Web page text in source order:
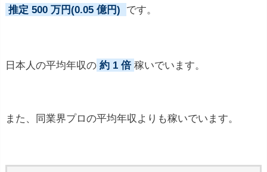
推定 500 万円(0.05 億円) です。
日本人の平均年収の 約 1 倍 稼いでいます。
また、同業界プロの平均年収よりも稼いでいます。